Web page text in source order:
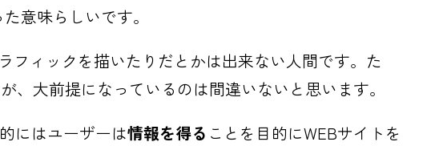
意味らしいです。
ィックを描いたりだとかは出来ない人間です。た
、大前提になっているのは間違いないと思います。
にはユーザーは情報を得る ことを目的にWEBサイトを